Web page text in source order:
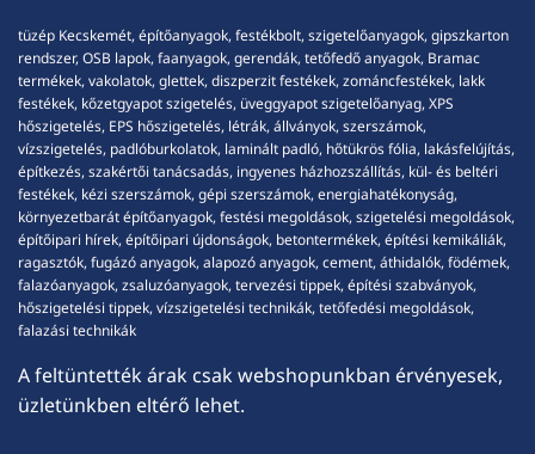
tüzép Kecskemét, építőanyagok, festékbolt, szigetelőanyagok, gipszkarton
rendszer, OSB lapok, faanyagok, gerendák, tetőfedő anyagok, Bramac
termékek, vakolatok, glettek, diszperzit festékek, zománcfestékek, lakk
festékek, kőzetgyapot szigetelés, üveggyapot szigetelőanyag, XPS
hőszigetelés, EPS hőszigetelés, létrák, állványok, szerszámok,
vízszigetelés, padlóburkolatok, laminált padló, hőtükrös fólia, lakásfelújítás,
építkezés, szakértői tanácsadás, ingyenes házhozszállítás, kül- és beltéri
festékek, kézi szerszámok, gépi szerszámok, energiahatékonyság,
környezetbarát építőanyagok, festési megoldások, szigetelési megoldások,
építőipari hírek, építőipari újdonságok, betontermékek, építési kemikáliák,
ragasztók, fugázó anyagok, alapozó anyagok, cement, áthidalók, födémek,
falazóanyagok, zsaluzóanyagok, tervezési tippek, építési szabványok,
hőszigetelési tippek, vízszigetelési technikák, tetőfedési megoldások,
falazási technikák
A feltüntették árak csak webshopunkban érvényesek,
üzletünkben eltérő lehet.